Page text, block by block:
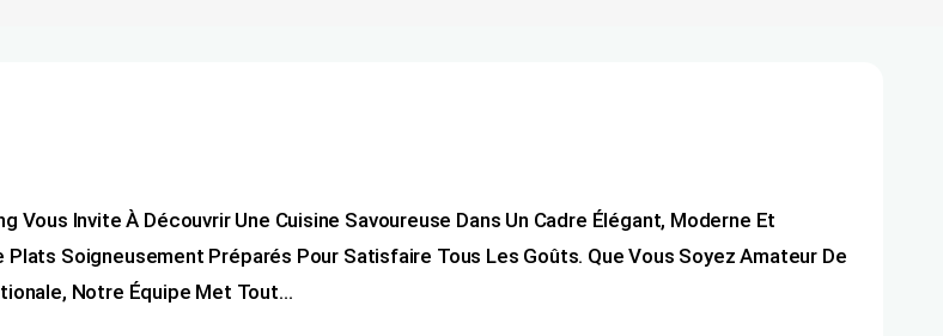
Vous Invite À Découvrir Une Cuisine Savoureuse Dans Un Cadre Élégant, Moderne Et
Soigneusement Préparés Pour Satisfaire Tous Les Goûts. Que Vous Soyez Amateur De
Notre Équipe Met Tout…